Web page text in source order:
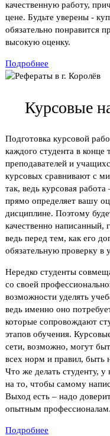
качественную работу,
цене. Будьте уверены -
обязательно понравится
высокую оценку.
Подробнее
Курсовые
Подготовка курсовой
каждого студента в
преподавателей и
курсовых сравнивают с
так, ведь курсовая
прямо определяет вашу
дисциплине. Поэтому
качественно написанный,
ведь перед тем, как его
обязательную проверку в
Нередко студенты
со своей
возможности уделять
ведь именно оно
которые сопровождают
этапов обучения.
сети, возможно, могут
всех норм и правил, быть
Что же делать студенту,
на то, чтобы самому
Выход есть – надо
опытным профессионалам.
Подробнее